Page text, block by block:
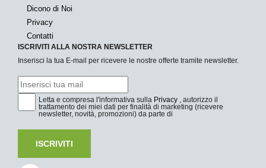
Dicono di Noi
Privacy
Contatti
ISCRIVITI ALLA NOSTRA NEWSLETTER
Inserisci la tua E-mail per ricevere le nostre offerte tramite newsletter.
Letta e compresa l'informativa sulla Privacy , autorizzo il
trattamento dei miei dati per finalità di marketing (ricevere
newsletter, novità, promozioni) da parte di
ISCRIVITI